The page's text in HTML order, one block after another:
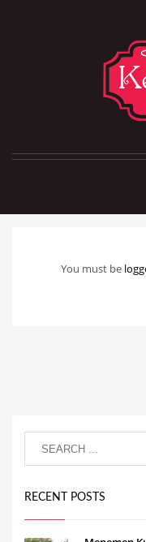
You must be
RECENT POSTS